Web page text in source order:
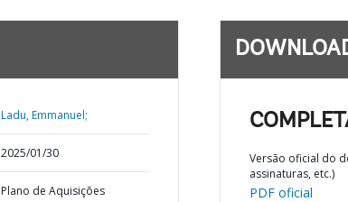
Ladu, Emmanuel;
2025/01/30
Plano de Aquisições
Versão oficial do
assinaturas, etc.)
PDF oficial